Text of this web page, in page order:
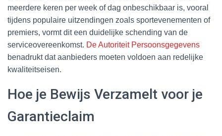
meerdere keren per week of dag onbeschikbaar is, vooral
tijdens populaire uitzendingen zoals sportevenementen of
premiers, vormt dit een duidelijke schending van de
serviceovereenkomst. De Autoriteit Persoonsgegevens
benadrukt dat aanbieders moeten voldoen aan redelijke
kwaliteitseisen.
Hoe je Bewijs Verzamelt voor je
Garantieclaim